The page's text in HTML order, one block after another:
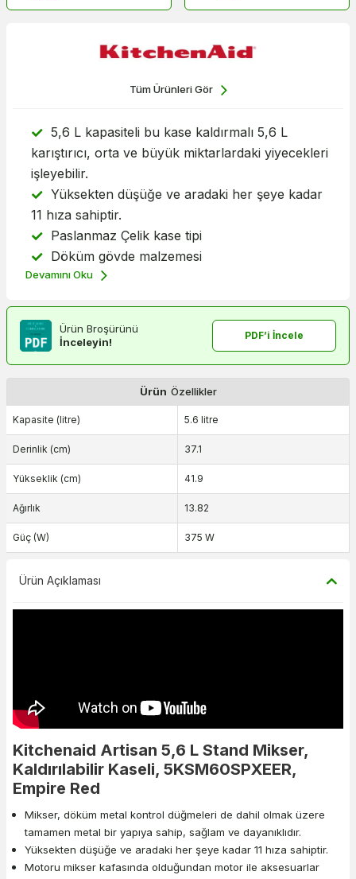
Tüm Ürünleri Gör
5,6 L kapasiteli bu kase kaldırmalı 5,6 L
karıştırıcı, orta ve büyük miktarlardaki yiyecekleri
işleyebilir.
Yüksekten düşüğe ve aradaki her şeye kadar
11 hıza sahiptir.
Paslanmaz Çelik kase tipi
Döküm gövde malzemesi
Devamını Oku
Ürün Broşürünü
İnceleyin!
PDF’i İncele
Ürün Özellikler
Kapasite (litre) 5.6 litre
Derinlik (cm) 37.1
Yükseklik (cm) 41.9
Ağırlık 13.82
Güç (W) 375 W
Ürün Açıklaması
Kitchenaid Artisan 5,6 L Stand Mikser,
Kaldırılabilir Kaseli, 5KSM60SPXEER,
Empire Red
Mikser, döküm metal kontrol düğmeleri de dahil olmak üzere
tamamen metal bir yapıya sahip, sağlam ve dayanıklıdır.
Yüksekten düşüğe ve aradaki her şeye kadar 11 hıza sahiptir.
Motoru mikser kafasında olduğundan motor ile aksesuarlar